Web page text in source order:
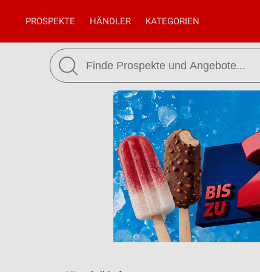
PROSPEKTE HÄNDLER KATEGORIEN